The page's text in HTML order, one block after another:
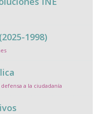
1998)
a la ciudadanía